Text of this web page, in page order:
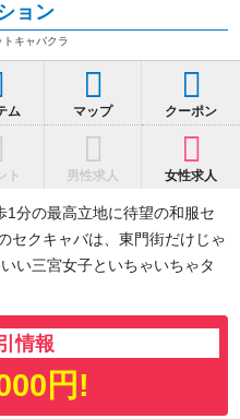
ョン
キャバクラ
ム マップ クーポン
ト 男性求人 女性求人
1分の最高立地に待望の和服セ
セクキャバは、東門街だけじゃ
い三宮女子といちゃいちゃタ
情報
円!